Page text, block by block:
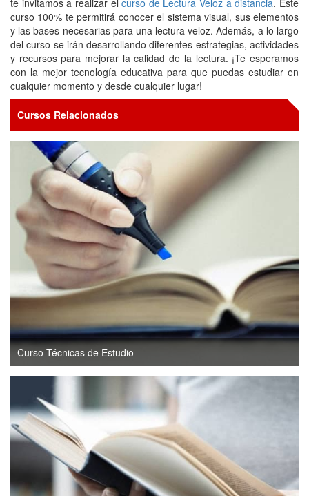
curso 100% te permitirá conocer el sistema visual, sus elementos
y las bases necesarias para una lectura veloz. Además, a lo largo
del curso se irán desarrollando diferentes estrategias, actividades
y recursos para mejorar la calidad de la lectura. ¡Te esperamos
con la mejor tecnología educativa para que puedas estudiar en
cualquier momento y desde cualquier lugar!
Cursos Relacionados
Curso Técnicas de Estudio